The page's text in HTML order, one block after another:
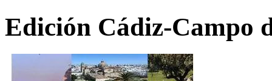
Edición Cádiz-Campo